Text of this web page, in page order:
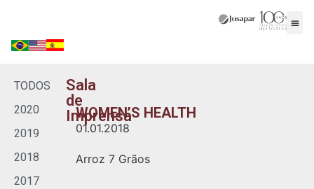
TODOS
2020
2019
2018
2017
Sala
de
Imprensa
WOMEN’S HEALTH
01.01.2018
Arroz 7 Grãos